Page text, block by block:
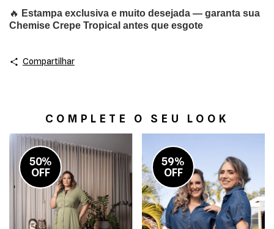
🔥 Estampa exclusiva e muito desejada — garanta sua
Chemise Crepe Tropical antes que esgote
Compartilhar
COMPLETE O SEU LOOK
50%
OFF
-
59%
OFF